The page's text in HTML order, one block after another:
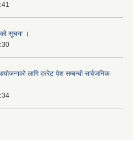
सूचना ।
लागि दररेट पेश सम्बन्धी सार्वजनिक